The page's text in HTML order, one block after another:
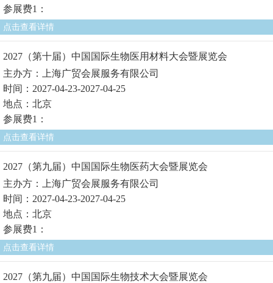
参展费1：
点击查看详情
2027（第十届）中国国际生物医用材料大会暨展览会
主办方：上海广贸会展服务有限公司
时间：2027-04-23-2027-04-25
地点：北京
参展费1：
点击查看详情
2027（第九届）中国国际生物医药大会暨展览会
主办方：上海广贸会展服务有限公司
时间：2027-04-23-2027-04-25
地点：北京
参展费1：
点击查看详情
2027（第九届）中国国际生物技术大会暨展览会